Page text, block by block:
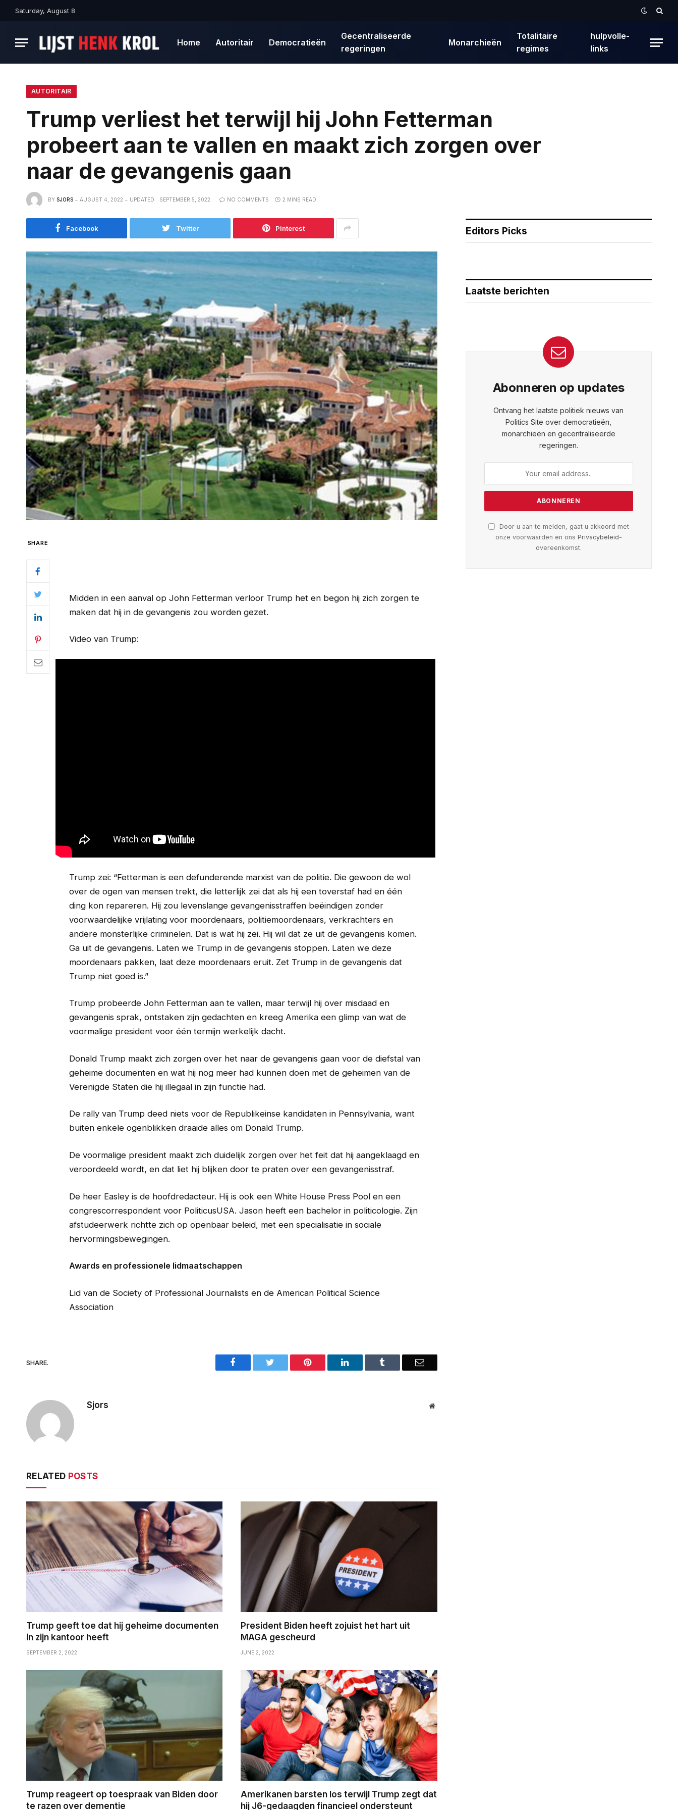
Saturday, August 8
Home Autoritair Democratieën
Gecentraliseerde
regeringen
Monarchieën
Totalitaire
regimes
hulpvolle-
links
AUTORITAIR
Trump verliest het terwijl hij John Fetterman
probeert aan te vallen en maakt zich zorgen over
naar de gevangenis gaan
BY SJORS AUGUST 4, 2022 UPDATED: SEPTEMBER 5, 2022 NO COMMENTS 2 MINS READ
Facebook Twitter Pinterest
SHARE
Midden in een aanval op John Fetterman verloor Trump het en begon hij zich zorgen te
maken dat hij in de gevangenis zou worden gezet.
Video van Trump:
Trump zei: “Fetterman is een defunderende marxist van de politie. Die gewoon de wol
over de ogen van mensen trekt, die letterlijk zei dat als hij een toverstaf had en één
ding kon repareren. Hij zou levenslange gevangenisstraffen beëindigen zonder
voorwaardelijke vrijlating voor moordenaars, politiemoordenaars, verkrachters en
andere monsterlijke criminelen. Dat is wat hij zei. Hij wil dat ze uit de gevangenis komen.
Ga uit de gevangenis. Laten we Trump in de gevangenis stoppen. Laten we deze
moordenaars pakken, laat deze moordenaars eruit. Zet Trump in de gevangenis dat
Trump niet goed is.”
Trump probeerde John Fetterman aan te vallen, maar terwijl hij over misdaad en
gevangenis sprak, ontstaken zijn gedachten en kreeg Amerika een glimp van wat de
voormalige president voor één termijn werkelijk dacht.
Donald Trump maakt zich zorgen over het naar de gevangenis gaan voor de diefstal van
geheime documenten en wat hij nog meer had kunnen doen met de geheimen van de
Verenigde Staten die hij illegaal in zijn functie had.
De rally van Trump deed niets voor de Republikeinse kandidaten in Pennsylvania, want
buiten enkele ogenblikken draaide alles om Donald Trump.
De voormalige president maakt zich duidelijk zorgen over het feit dat hij aangeklaagd en
veroordeeld wordt, en dat liet hij blijken door te praten over een gevangenisstraf.
De heer Easley is de hoofdredacteur. Hij is ook een White House Press Pool en een
congrescorrespondent voor PoliticusUSA. Jason heeft een bachelor in politicologie. Zijn
afstudeerwerk richtte zich op openbaar beleid, met een specialisatie in sociale
hervormingsbewegingen.
Awards en professionele lidmaatschappen
Lid van de Society of Professional Journalists en de American Political Science
Association
SHARE. Facebook Pinterest LinkedIn Email
Sjors Website
RELATED POSTS
Trump geeft toe dat hij geheime documenten
in zijn kantoor heeft
SEPTEMBER 2, 2022
President Biden heeft zojuist het hart uit
MAGA gescheurd
JUNE 2, 2022
Trump reageert op toespraak van Biden door
te razen over dementie
Amerikanen barsten los terwijl Trump zegt dat
hij J6-gedaagden financieel ondersteunt
Editors Picks
Laatste berichten
Abonneren op updates
Ontvang het laatste politiek nieuws van
Politics Site over democratieën,
monarchieën en gecentraliseerde
regeringen.
Door u aan te melden, gaat u akkoord met
onze voorwaarden en ons Privacybeleid-
overeenkomst.